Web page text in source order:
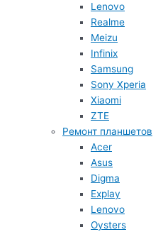
Lenovo
Realme
Meizu
Infinix
Samsung
Sony Xperia
Xiaomi
ZTE
Ремонт планшетов
Acer
Asus
Digma
Explay
Lenovo
Oysters